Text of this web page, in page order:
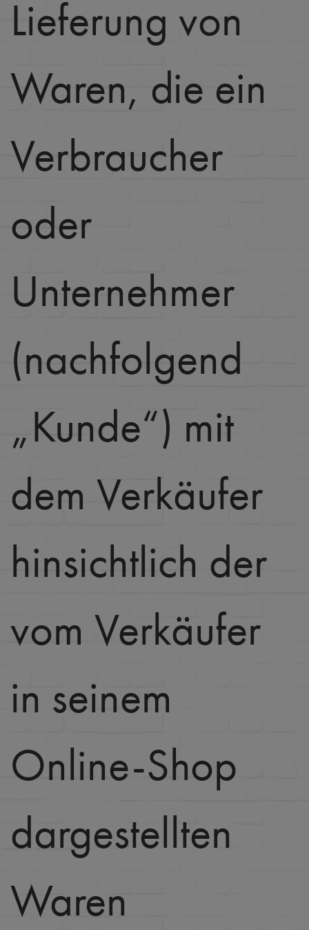
Lieferung von
Waren, die ein
Verbraucher
oder
Unternehmer
(nachfolgend
„Kunde“) mit
dem Verkäufer
hinsichtlich der
vom Verkäufer
in seinem
Online-Shop
dargestellten
Waren